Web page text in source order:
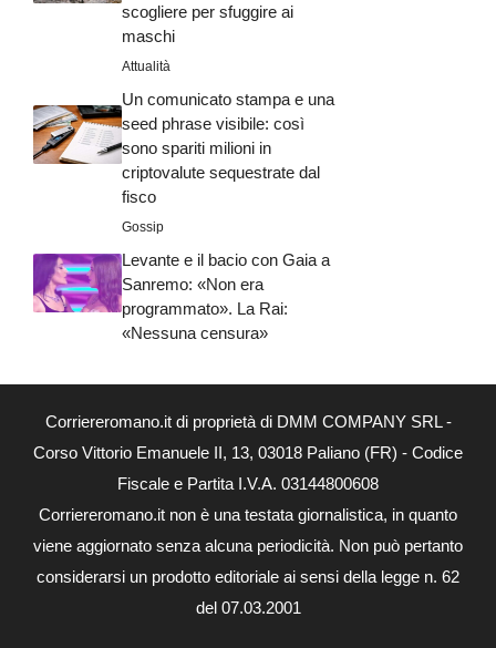
scogliere per sfuggire ai
maschi
Attualità
Un comunicato stampa e una
seed phrase visibile: così
sono spariti milioni in
criptovalute sequestrate dal
fisco
Gossip
Levante e il bacio con Gaia a
Sanremo: «Non era
programmato». La Rai:
«Nessuna censura»
Corriereromano.it di proprietà di DMM COMPANY SRL -
Corso Vittorio Emanuele II, 13, 03018 Paliano (FR) - Codice
Fiscale e Partita I.V.A. 03144800608
Corriereromano.it non è una testata giornalistica, in quanto
viene aggiornato senza alcuna periodicità. Non può pertanto
considerarsi un prodotto editoriale ai sensi della legge n. 62
del 07.03.2001